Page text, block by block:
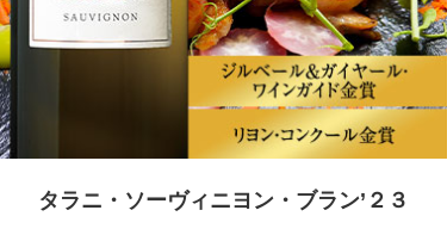
タラニ・ソーヴィニヨン・ブラン’２３